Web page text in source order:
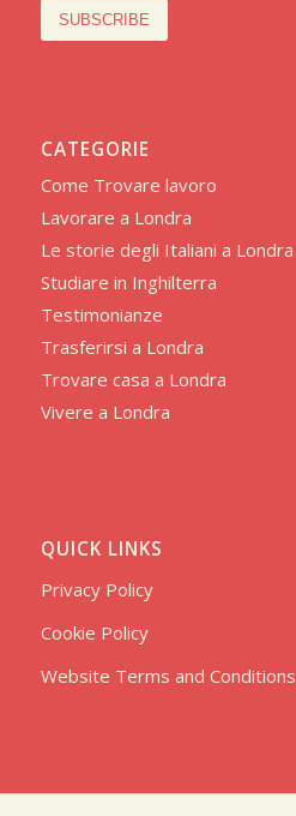
CATEGORIE
Come Trovare lavoro
Lavorare a Londra
Le storie degli Italiani a Londra
Studiare in Inghilterra
Testimonianze
Trasferirsi a Londra
Trovare casa a Londra
Vivere a Londra
QUICK LINKS
Privacy Policy
Cookie Policy
Website Terms and Conditions